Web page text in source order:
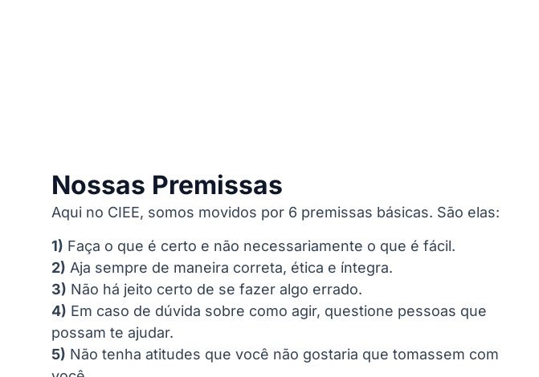
Nossas Premissas
Aqui no CIEE, somos movidos por 6 premissas básicas. São elas:
1) Faça o que é certo e não necessariamente o que é fácil.
2) Aja sempre de maneira correta, ética e íntegra.
3) Não há jeito certo de se fazer algo errado.
4) Em caso de dúvida sobre como agir, questione pessoas que
possam te ajudar.
5) Não tenha atitudes que você não gostaria que tomassem com